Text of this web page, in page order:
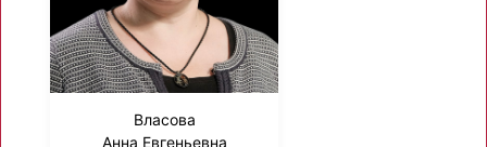
Власова
Анна Евгеньевна